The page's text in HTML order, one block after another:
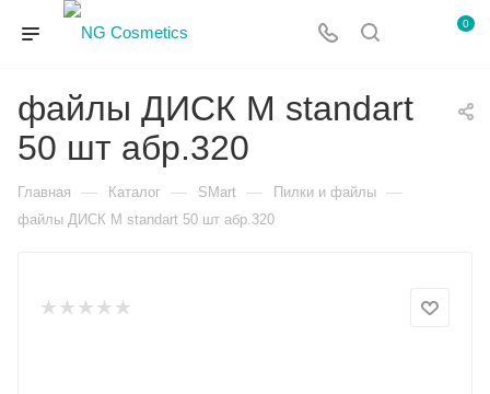
0
файлы ДИСК М standart
50 шт абр.320
Главная — Каталог — SMart — Пилки и файлы —
файлы ДИСК М standart 50 шт абр.320